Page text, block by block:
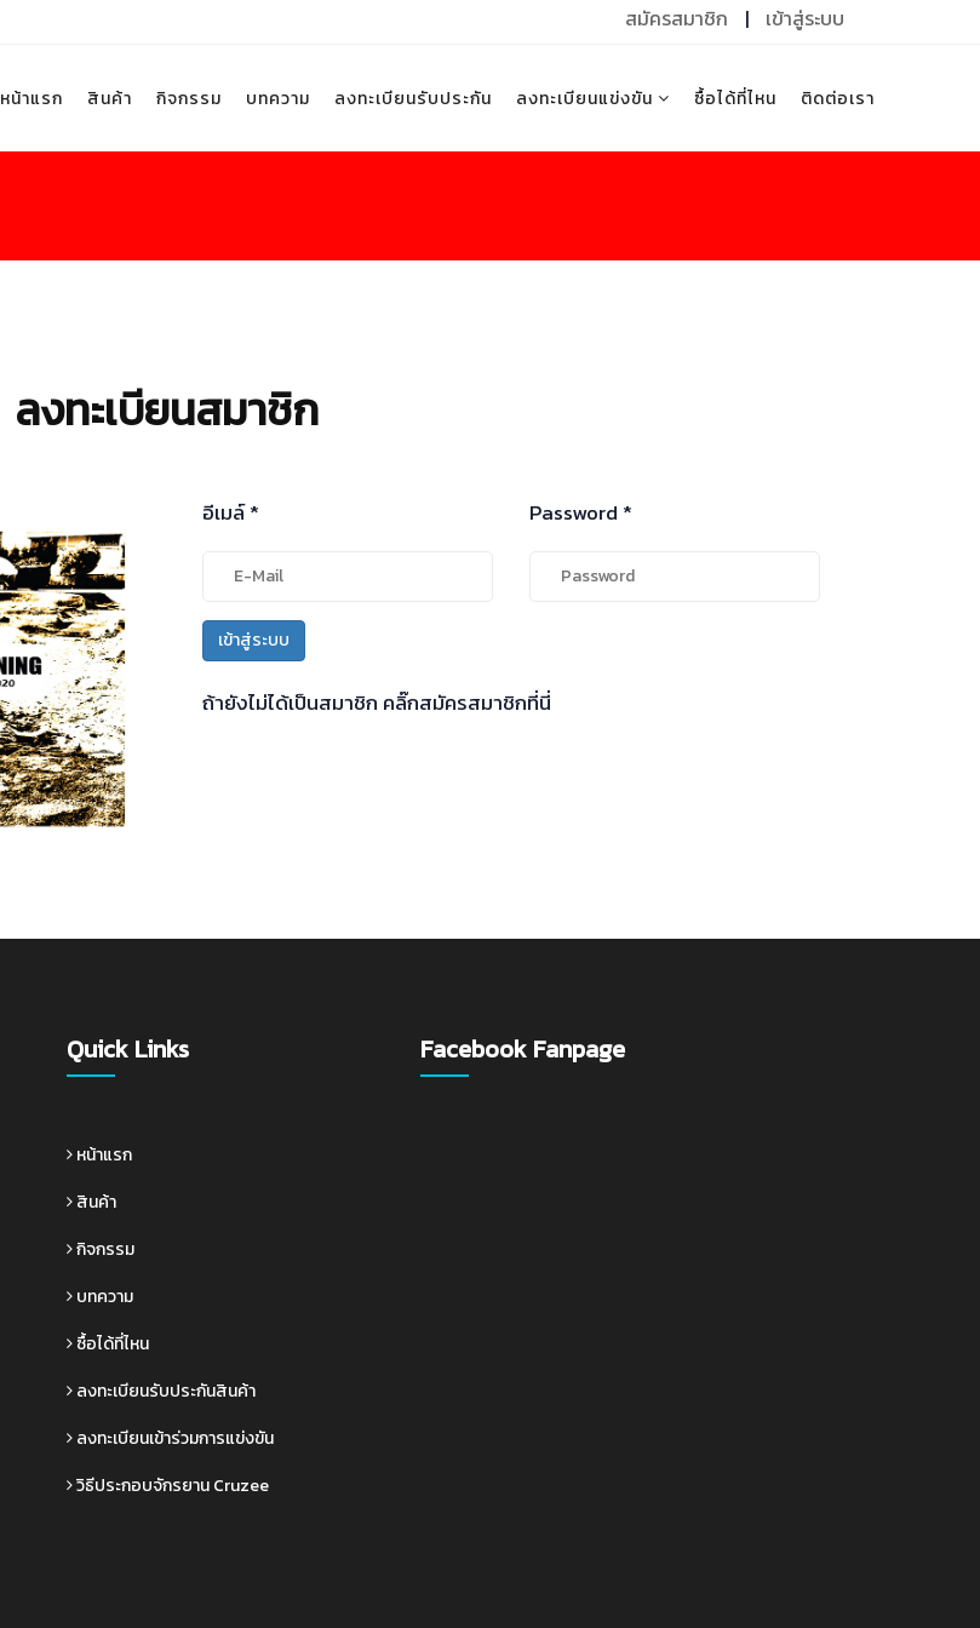
สมัครสมาชิก | เข้าสู่ระบบ
หน้าแรก สินค้า กิจกรรม บทความ ลงทะเบียนรับประกัน ลงทะเบียนแข่งขัน ซื้อได้ที่ไหน ติดต่อเรา
ลงทะเบียนสมาชิก
อีเมล์ * Password *
เข้าสู่ระบบ
ถ้ายังไม่ได้เป็นสมาชิก คลิ๊กสมัครสมาชิกที่นี่
Quick Links
หน้าแรก
สินค้า
กิจกรรม
บทความ
ซื้อได้ที่ไหน
ลงทะเบียนรับประกันสินค้า
ลงทะเบียนเข้าร่วมการแข่งขัน
วิธีประกอบจักรยาน Cruzee
Facebook Fanpage